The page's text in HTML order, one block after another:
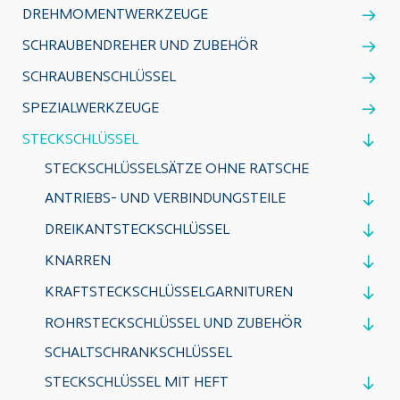
DREHMOMENTWERKZEUGE
SCHRAUBENDREHER UND ZUBEHÖR
SCHRAUBENSCHLÜSSEL
SPEZIALWERKZEUGE
STECKSCHLÜSSEL
STECKSCHLÜSSELSÄTZE OHNE RATSCHE
ANTRIEBS- UND VERBINDUNGSTEILE
DREIKANTSTECKSCHLÜSSEL
KNARREN
KRAFTSTECKSCHLÜSSELGARNITUREN
ROHRSTECKSCHLÜSSEL UND ZUBEHÖR
SCHALTSCHRANKSCHLÜSSEL
STECKSCHLÜSSEL MIT HEFT